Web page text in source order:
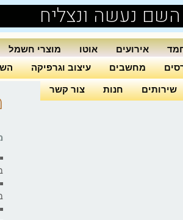
נעשה ונצליח
אירועים אוטו מוצרי חשמל
מחשבים עיצוב וגרפיקה
שירותים חנות צור קשר